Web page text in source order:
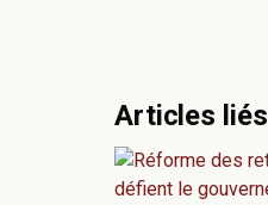
Articles liés